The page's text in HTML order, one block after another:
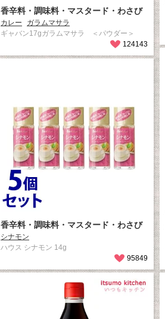
香辛料・調味料・マスタード・わさび
カレー
ガラムマサラ
ギャバン17gガラムマサラ ＜パウダー＞
124143
香辛料・調味料・マスタード・わさび
シナモン
ハウス シナモン 14g
95849